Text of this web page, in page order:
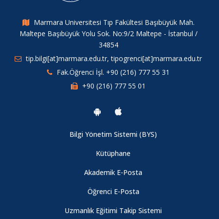
Vefat
Fakültemiz İç Hastalıkları Anabilim Dalı, Romatoloji Bilim Dalı
Başkanı Prof.Dr. Rafi Haner Direskeneli’nin de yazarları
arasında bulunduğu “A disease -associated gene desert
Burs Duyurusu - Üniversitelerde ESPS Burs Projesi’nin (Yüksek
Marmara Universitesi Tıp Fakültesi Başıbüyük Mah.
Maltepe Başıbüyük Yolu Sok. No:9/2 Maltepe - İstanbul /
34854
tip.bilgi[at]marmara.edu.tr, tipogrenci[at]marmara.edu.tr
Fak.Öğrenci İşl. +90 (216) 777 55 31
+90 (216) 777 55 01
Bilgi Yönetim Sistemi (BYS)
Kütüphane
Akademik E-Posta
Öğrenci E-Posta
Uzmanlık Eğitimi Takip Sistemi